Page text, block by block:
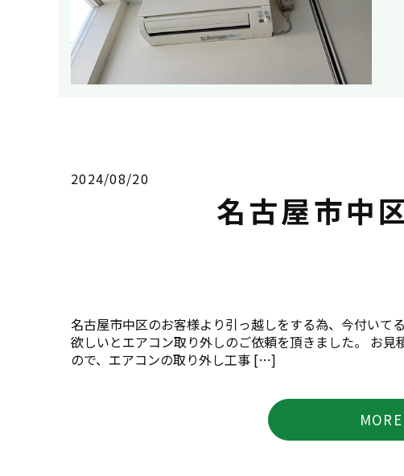
2024/08/20
名古屋市中
名古屋市中区のお客様より引っ越しをする為、今付いて
欲しいとエアコン取り外しのご依頼を頂きました。 お
ので、エアコンの取り外し工事 […]
MORE